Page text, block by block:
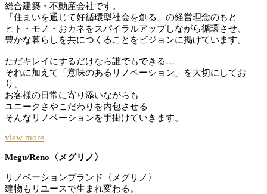
総合建築・不動産会社です。
「住まいを通じて好循環型社会を創る」の経営理念のもと
ヒト・モノ・おカネをスパイラルアップしながら循環させ、
豊かな暮らしを共につくることをビジョンに掲げています。
ただキレイにするだけなら誰でもできる…
それに加えて「意味のあるリノベーション」を大切にしてお
り、
お客様の日常に寄り添いながらも
ユニークさやこだわりを内包させる
そんなリノベーションを手掛けていきます。
view more
Megu/Reno〈メグリノ〉
リノベーションブランド〈メグリノ〉
建物もリユースで生まれ変わる。